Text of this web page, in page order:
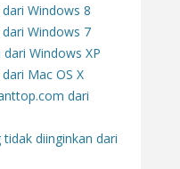
Windows 8
Windows 7
Windows XP
Mac OS X
dari
diinginkan dari